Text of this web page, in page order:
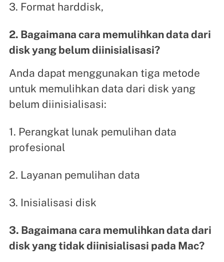
3. Format harddisk,
2. Bagaimana cara memulihkan data dari
disk yang belum diinisialisasi?
Anda dapat menggunakan tiga metode
untuk memulihkan data dari disk yang
belum diinisialisasi:
1. Perangkat lunak pemulihan data
profesional
2. Layanan pemulihan data
3. Inisialisasi disk
3. Bagaimana cara memulihkan data dari
disk yang tidak diinisialisasi pada Mac?